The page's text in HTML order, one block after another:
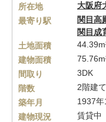
所在地 大阪府
最寄り駅
関目高
関目成
土地面積
建物面積
間取り
3DK
階数
2階建て
築年月
1937年
建物現況
賃貸中